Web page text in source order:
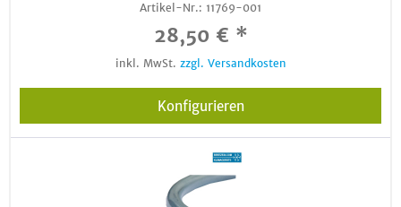
Artikel-Nr.: 11769-001
28,50 € *
inkl. MwSt. zzgl. Versandkosten
Konfigurieren